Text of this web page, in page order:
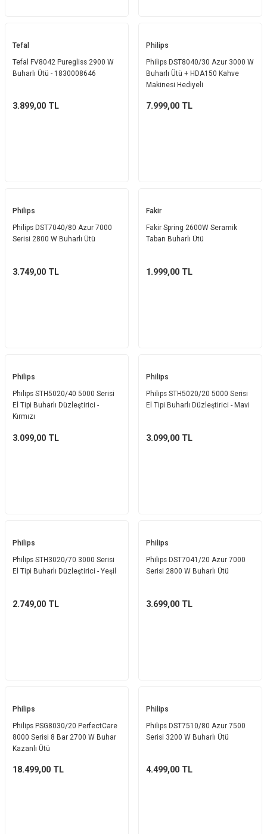
Tefal
Tefal FV8042 Puregliss 2900 W
Buharlı Ütü - 1830008646
3.899,00 TL
Philips
Philips DST8040/30 Azur 3000 W
Buharlı Ütü + HDA150 Kahve
Makinesi Hediyeli
7.999,00 TL
Philips
Philips DST7040/80 Azur 7000
Serisi 2800 W Buharlı Ütü
3.749,00 TL
Fakir
Fakir Spring 2600W Seramik
Taban Buharlı Ütü
1.999,00 TL
Philips
Philips STH5020/40 5000 Serisi
El Tipi Buharlı Düzleştirici -
Kırmızı
3.099,00 TL
Philips
Philips STH5020/20 5000 Serisi
El Tipi Buharlı Düzleştirici - Mavi
3.099,00 TL
Philips
Philips STH3020/70 3000 Serisi
El Tipi Buharlı Düzleştirici - Yeşil
2.749,00 TL
Philips
Philips DST7041/20 Azur 7000
Serisi 2800 W Buharlı Ütü
3.699,00 TL
Philips
Philips PSG8030/20 PerfectCare
8000 Serisi 8 Bar 2700 W Buhar
Kazanlı Ütü
18.499,00 TL
Philips
Philips DST7510/80 Azur 7500
Serisi 3200 W Buharlı Ütü
4.499,00 TL